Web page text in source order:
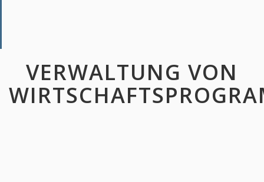
VERWALTUNG VON